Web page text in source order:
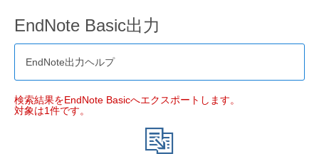
EndNote Basic出力
EndNote出力ヘルプ
検索結果をEndNote Basicへエクスポートします。
対象は1件です。